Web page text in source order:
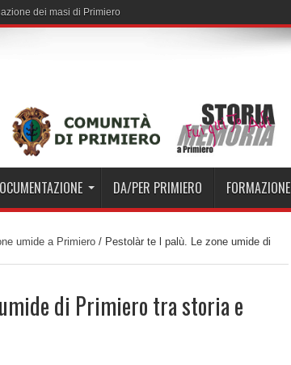
dei masi di Primiero
DA/PER PRIMIERO FORMAZIONE
umide a Primiero / Pestolàr te l palù. Le zone umide di
di Primiero tra storia e